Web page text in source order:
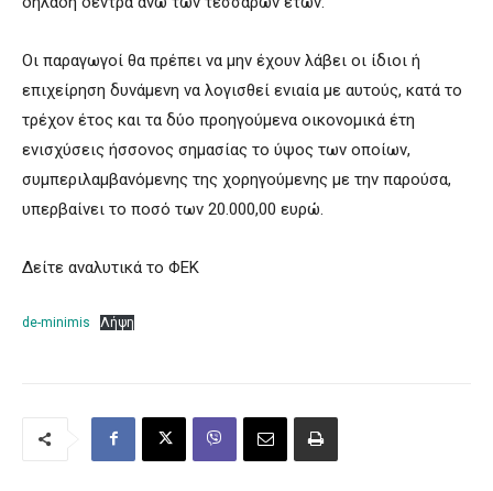
Οι παραγωγοί θα πρέπει να μην έχουν λάβει οι ίδιοι ή
επιχείρηση δυνάμενη να λογισθεί ενιαία με αυτούς, κατά το
τρέχον έτος και τα δύο προηγούμενα οικονομικά έτη
ενισχύσεις ήσσονος σημασίας το ύψος των οποίων,
συμπεριλαμβανόμενης της χορηγούμενης με την παρούσα,
υπερβαίνει το ποσό των 20.000,00 ευρώ.
Δείτε αναλυτικά το ΦΕΚ
de-minimis Λήψη